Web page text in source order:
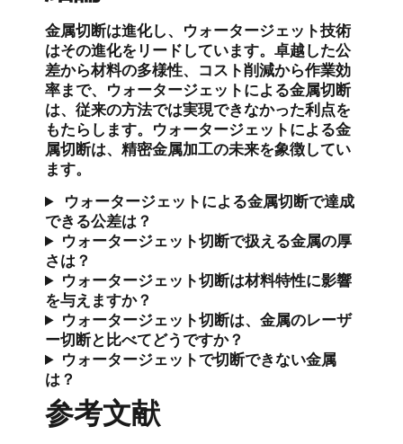
金属切断は進化し、ウォータージェット技術
はその進化をリードしています。卓越した公
差から材料の多様性、コスト削減から作業効
率まで、ウォータージェットによる金属切断
は、従来の方法では実現できなかった利点を
もたらします。ウォータージェットによる金
属切断は、精密金属加工の未来を象徴してい
ます。
ウォータージェットによる金属切断で達成
できる公差は？
ウォータージェット切断で扱える金属の厚
さは？
ウォータージェット切断は材料特性に影響
を与えますか？
ウォータージェット切断は、金属のレーザ
ー切断と比べてどうですか？
ウォータージェットで切断できない金属
は？
参考文献